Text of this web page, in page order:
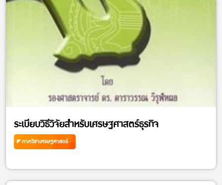
ระเบียบวิธีวิจัยสำหรับเศรษฐศาสตร์ธุรกิจ
ภาควิชาเศรษฐศาสตร์